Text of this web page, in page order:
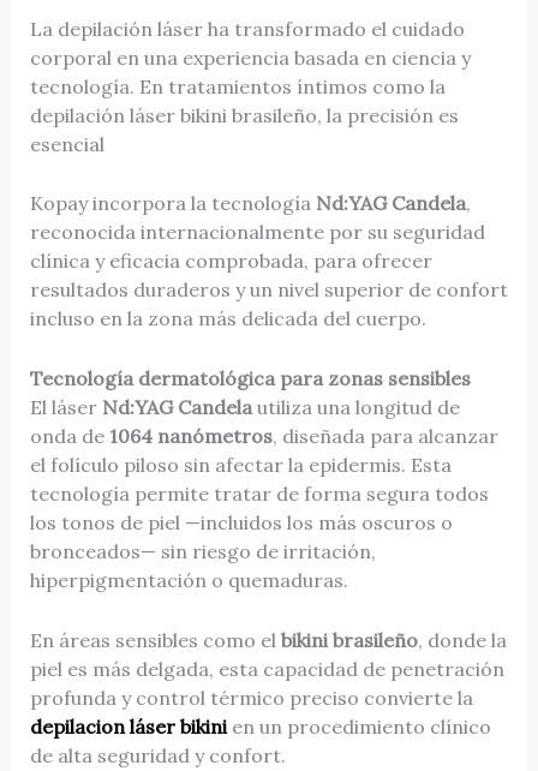
La depilación láser ha transformado el cuidado
corporal en una experiencia basada en ciencia y
tecnología. En tratamientos íntimos como la
depilación láser bikini brasileño, la precisión es
esencial
Kopay incorpora la tecnología Nd:YAG Candela,
reconocida internacionalmente por su seguridad
clínica y eficacia comprobada, para ofrecer
resultados duraderos y un nivel superior de confort
incluso en la zona más delicada del cuerpo.
Tecnología dermatológica para zonas sensibles
El láser Nd:YAG Candelautiliza una longitud de
onda de 1064 nanómetros, diseñada para alcanzar
el folículo piloso sin afectar la epidermis. Esta
tecnología permite tratar de forma segura todos
los tonos de piel —incluidos los más oscuros o
bronceados— sin riesgo de irritación,
hiperpigmentación o quemaduras.
En áreas sensibles como el bikini brasileño, donde la
piel es más delgada, esta capacidad de penetración
profunda y control térmico preciso convierte la
depilacion láser bikinien un procedimiento clínico
de alta seguridad y confort.